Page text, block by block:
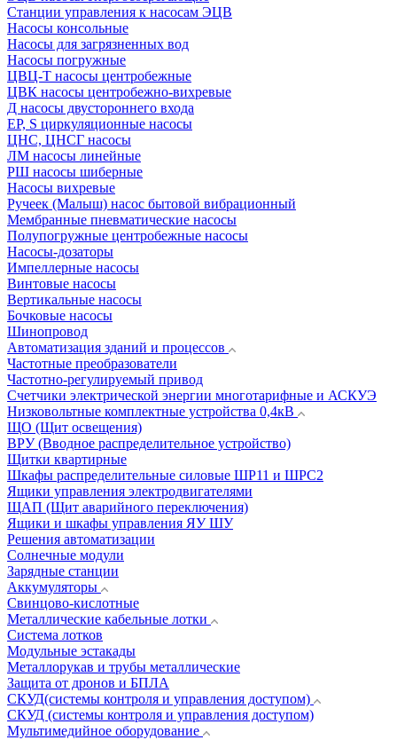
Станции управления к насосам ЭЦВ
Насосы консольные
Насосы для загрязненных вод
Насосы погружные
ЦВЦ-Т насосы центробежные
ЦВК насосы центробежно-вихревые
Д насосы двустороннего входа
EP, S циркуляционные насосы
ЦНС, ЦНСГ насосы
ЛМ насосы линейные
РШ насосы шиберные
Насосы вихревые
Ручеек (Малыш) насос бытовой вибрационный
Мембранные пневматические насосы
Полупогружные центробежные насосы
Насосы-дозаторы
Импеллерные насосы
Винтовые насосы
Вертикальные насосы
Бочковые насосы
Шинопровод
Автоматизация зданий и процессов
Частотные преобразователи
Частотно-регулируемый привод
Счетчики электрической энергии многотарифные и АСКУЭ
Низковольтные комплектные устройства 0,4кВ
ЩО (Щит освещения)
ВРУ (Вводное распределительное устройство)
Щитки квартирные
Шкафы распределительные силовые ШР11 и ШРС2
Ящики управления электродвигателями
ЩАП (Щит аварийного переключения)
Ящики и шкафы управления ЯУ ШУ
Решения автоматизации
Солнечные модули
Зарядные станции
Аккумуляторы
Свинцово-кислотные
Металлические кабельные лотки
Система лотков
Модульные эстакады
Металлорукав и трубы металлические
Защита от дронов и БПЛА
СКУД(системы контроля и управления доступом)
СКУД (системы контроля и управления доступом)
Мультимедийное оборудование